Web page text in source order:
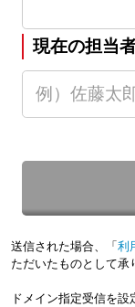
現在の担当
送信された場合、「 利
ただいたものとして承
ドメイン指定受信を